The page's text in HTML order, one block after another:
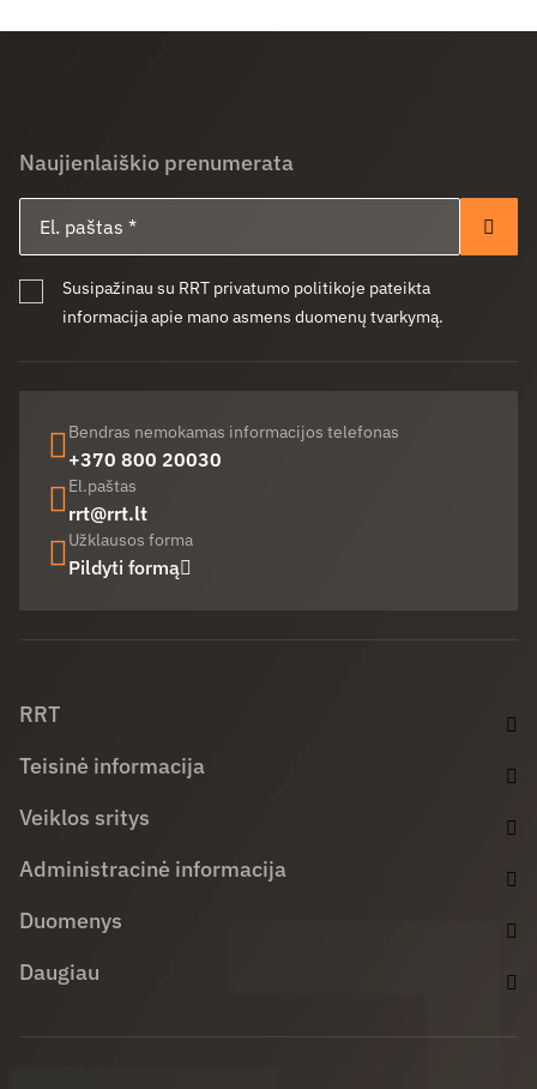
Naujienlaiškio prenumerata
Susipažinau su RRT privatumo politikoje pateikta
informacija apie mano asmens duomenų tvarkymą.
Bendras nemokamas informacijos telefonas
+370 800 20030
El.paštas
rrt@rrt.lt
Užklausos forma
Pildyti formą
RRT
Teisinė informacija
Veiklos sritys
Administracinė informacija
Duomenys
Daugiau